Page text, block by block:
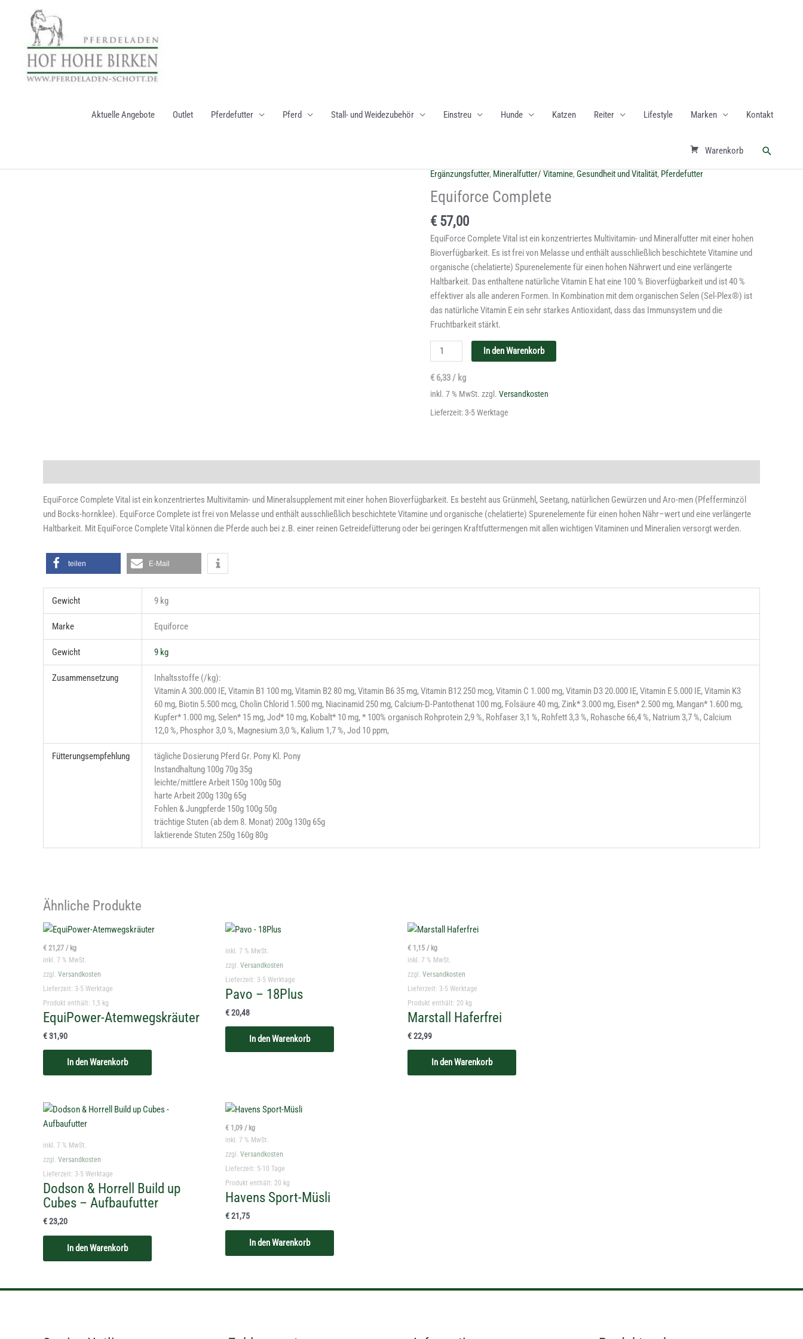
Aktuelle Angebote Outlet Pferdefutter Pferd Stall- und Weidezubehör Einstreu Hunde Katzen Reiter Lifestyle Marken Kontakt
Warenkorb Suchen
Ergänzungsfutter, Mineralfutter/ Vitamine, Gesundheit und Vitalität, Pferdefutter
Equiforce Complete
€ 57,00
EquiForce Complete Vital ist ein konzentriertes Multivitamin- und Mineralfutter mit einer hohen
Bioverfügbarkeit. Es ist frei von Melasse und enthält ausschließlich beschichtete Vitamine und
organische (chelatierte) Spurenelemente für einen hohen Nährwert und eine verlängerte
Haltbarkeit. Das enthaltene natürliche Vitamin E hat eine 100 % Bioverfügbarkeit und ist 40 %
effektiver als alle anderen Formen. In Kombination mit dem organischen Selen (Sel-Plex®) ist
das natürliche Vitamin E ein sehr starkes Antioxidant, dass das Immunsystem und die
Fruchtbarkeit stärkt.
Equiforce
Complete
Menge
In den Warenkorb
€ 6,33 / kg
inkl. 7 % MwSt. zzgl. Versandkosten
Lieferzeit:3-5 Werktage
EquiForce Complete Vital ist ein konzentriertes Multivitamin- und Mineralsupplement mit einer hohen Bioverfügbarkeit. Es besteht aus Grünmehl, Seetang, natürlichen Gewürzen und Aro-men (Pfefferminzöl
und Bocks-hornklee). EquiForce Complete ist frei von Melasse und enthält ausschließlich beschichtete Vitamine und organische (chelatierte) Spurenelemente für einen hohen Nähr–wert und eine verlängerte
Haltbarkeit. Mit EquiForce Complete Vital können die Pferde auch bei z.B. einer reinen Getreidefütterung oder bei geringen Kraftfuttermengen mit allen wichtigenVitaminen und Mineralien versorgt werden.
teilen E-Mail
Gewicht 9 kg
Marke Equiforce
Gewicht 9 kg
Zusammensetzung
Inhaltsstoffe (/kg):
Vitamin A 300.000 IE, Vitamin B1 100 mg, Vitamin B2 80 mg, Vitamin B6 35 mg, Vitamin B12 250 mcg, Vitamin C 1.000 mg, Vitamin D3 20.000 IE, Vitamin E 5.000 IE, Vitamin K3
60 mg, Biotin 5.500 mcg, Cholin Chlorid 1.500 mg, Niacinamid 250 mg, Calcium-D-Pantothenat 100 mg, Folsäure 40 mg, Zink* 3.000 mg, Eisen* 2.500 mg, Mangan* 1.600 mg,
Kupfer* 1.000 mg, Selen* 15 mg, Jod* 10 mg, Kobalt* 10 mg, * 100% organisch Rohprotein 2,9 %, Rohfaser 3,1 %, Rohfett 3,3 %, Rohasche 66,4 %, Natrium 3,7 %, Calcium
12,0 %, Phosphor 3,0 %, Magnesium 3,0 %, Kalium 1,7 %, Jod 10 ppm,
Fütterungsempfehlung
tägliche Dosierung Pferd Gr. Pony Kl. Pony
Instandhaltung 100g 70g 35g
leichte/mittlere Arbeit 150g 100g 50g
harte Arbeit 200g 130g 65g
Fohlen & Jungpferde 150g 100g 50g
trächtige Stuten (ab dem 8. Monat) 200g 130g 65g
laktierende Stuten 250g 160g 80g
Ähnliche Produkte
€ 21,27 / kg
inkl. 7 % MwSt.
zzgl. Versandkosten
Lieferzeit: 3-5 Werktage
Produkt enthält: 1,5 kg
EquiPower-Atemwegskräuter
€31,90
In den Warenkorb
inkl. 7 % MwSt.
zzgl. Versandkosten
Lieferzeit: 3-5 Werktage
Pavo – 18Plus
€20,48
In den Warenkorb
€ 1,15 / kg
inkl. 7 % MwSt.
zzgl. Versandkosten
Lieferzeit: 3-5 Werktage
Produkt enthält: 20 kg
Marstall Haferfrei
€22,99
In den Warenkorb
inkl. 7 % MwSt.
zzgl. Versandkosten
Lieferzeit: 3-5 Werktage
Dodson & Horrell Build up
Cubes – Aufbaufutter
€23,20
In den Warenkorb
€ 1,09 / kg
inkl. 7 % MwSt.
zzgl. Versandkosten
Lieferzeit: 5-10 Tage
Produkt enthält: 20 kg
Havens Sport-Müsli
€21,75
In den Warenkorb